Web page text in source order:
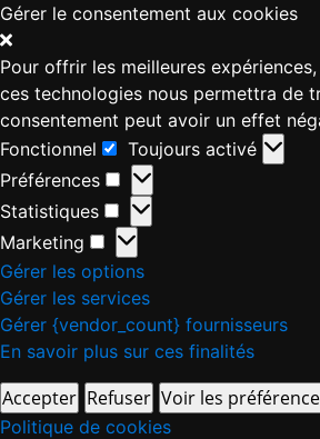
Gérer le consentement aux cookies
Pour offrir les meilleures
ces technologies nous permettra de
consentement peut avoir un effet
Fonctionnel
Toujours activé
Préférences
Statistiques
Marketing
Gérer les options
Gérer les services
Gérer {vendor_count} fournisseurs
En savoir plus sur ces finalités
Accepter Refuser Voir les
Politique de cookies